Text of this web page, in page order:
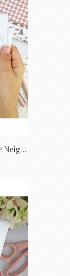
Pan De Tissu - Bonhomme De Neige - Ohana...